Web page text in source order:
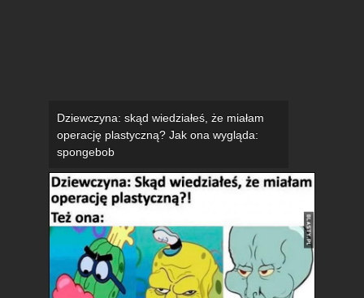
Dziewczyna: skąd wiedziałeś, że miałam
operację plastyczną? Jak ona wygląda:
spongebob